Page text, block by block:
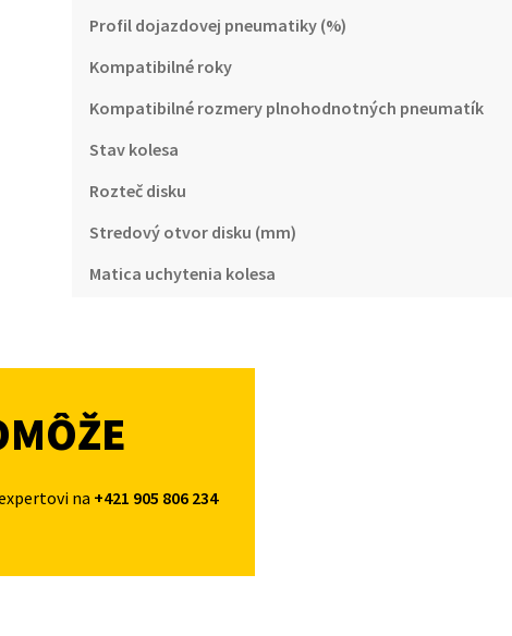
Profil dojazdovej pneumatiky (%)
Kompatibilné roky
Kompatibilné rozmery plnohodnotných pneumatík
Stav kolesa
Rozteč disku
Stredový otvor disku (mm)
Matica uchytenia kolesa
na +421 905 806 234